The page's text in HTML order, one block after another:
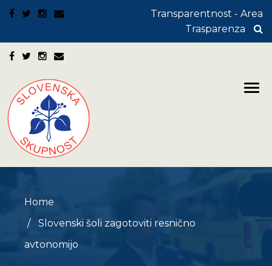
Transparentnost - Area
Trasparenza
Home
Slovenski šoli zagotoviti resnično
avtonomijo